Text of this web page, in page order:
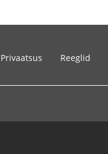
Privaatsus Reeglid